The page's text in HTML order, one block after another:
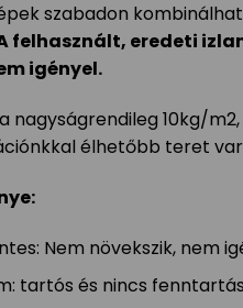
szabadon
felhasznált, eredeti
igényel.
nagyságrendileg 10kg/
élhetőbb teret
Nem növekszik, nem
tartós és nincs